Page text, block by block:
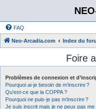
FAQ
Neo-Arcadia.com Index du
Foire
Problèmes de connexion et
Pourquoi ai-je besoin de m’inscrire ?
Qu’est-ce que la COPPA ?
Pourquoi ne puis-je pas m’inscrire ?
Je suis inscrit mais je ne peux pas me